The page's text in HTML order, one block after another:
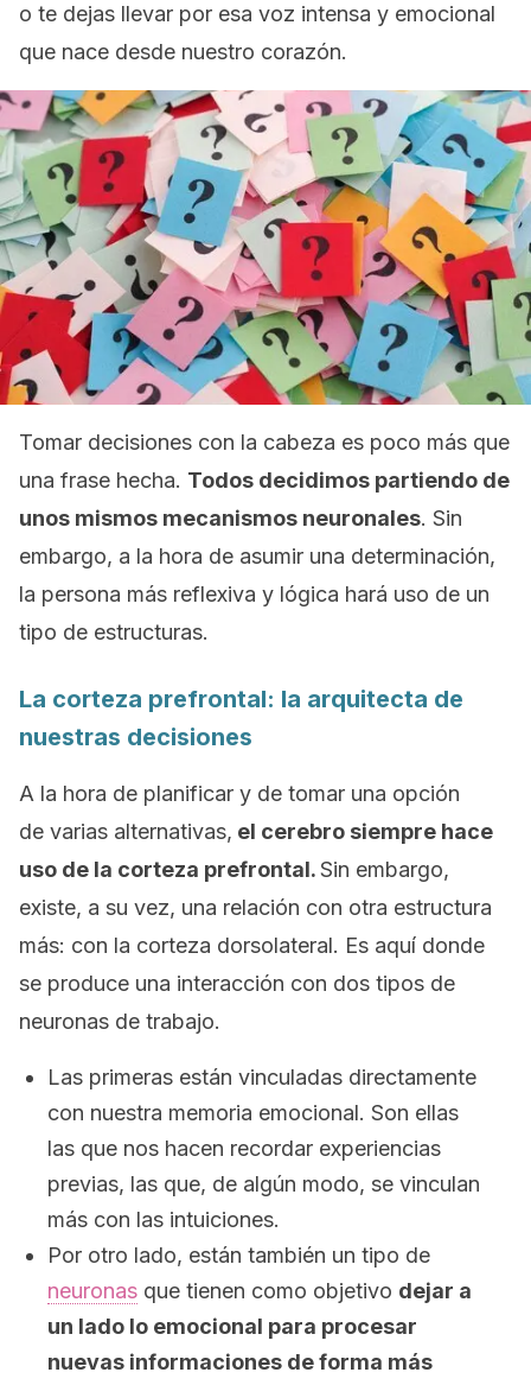
o te dejas llevar por esa voz intensa y emocional
que nace desde nuestro corazón.
Tomar decisiones con la cabeza es poco más que
una frase hecha. Todos decidimos partiendo de
unos mismos mecanismos neuronales. Sin
embargo, a la hora de asumir una determinación,
la persona más reflexiva y lógica hará uso de un
tipo de estructuras.
La corteza prefrontal: la arquitecta de
nuestras decisiones
A la hora de planificar y de tomar una opción
de varias alternativas, el cerebro siempre hace
uso de la corteza prefrontal.Sin embargo,
existe, a su vez, una relación con otra estructura
más: con la corteza dorsolateral. Es aquí donde
se produce una interacción con dos tipos de
neuronas de trabajo.
Las primeras están vinculadas directamente
con nuestra memoria emocional. Son ellas
las que nos hacen recordar experiencias
previas, las que, de algún modo, se vinculan
más con las intuiciones.
Por otro lado, están también un tipo de
neuronas que tienen como objetivo dejar a
un lado lo emocional para procesar
nuevas informaciones de forma más